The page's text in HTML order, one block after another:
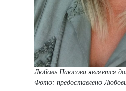
Любовь Паюсова является
Фото: предоставлено